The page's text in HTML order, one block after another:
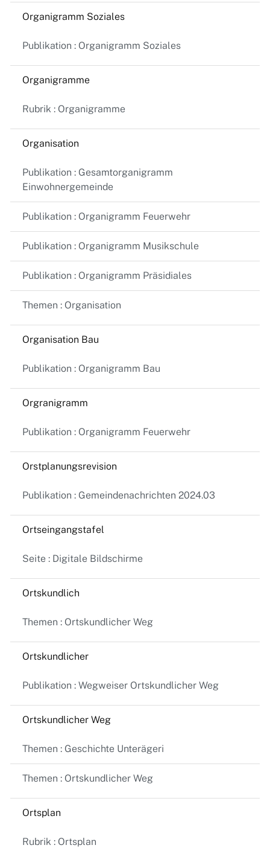
Organigramm Soziales
Publikation : Organigramm Soziales
Organigramme
Rubrik : Organigramme
Organisation
Publikation : Gesamtorganigramm
Einwohnergemeinde
Publikation : Organigramm Feuerwehr
Publikation : Organigramm Musikschule
Publikation : Organigramm Präsidiales
Themen : Organisation
Organisation Bau
Publikation : Organigramm Bau
Orgranigramm
Publikation : Organigramm Feuerwehr
Orstplanungsrevision
Publikation : Gemeindenachrichten 2024.03
Ortseingangstafel
Seite : Digitale Bildschirme
Ortskundlich
Themen : Ortskundlicher Weg
Ortskundlicher
Publikation : Wegweiser Ortskundlicher Weg
Ortskundlicher Weg
Themen : Geschichte Unterägeri
Themen : Ortskundlicher Weg
Ortsplan
Rubrik : Ortsplan